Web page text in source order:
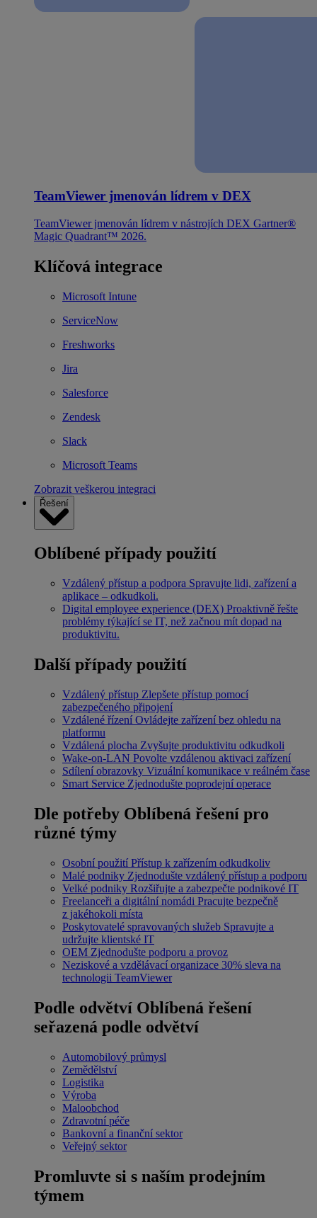
TeamViewer jmenován lídrem v DEX
TeamViewer jmenován lídrem v nástrojích DEX Gartner®
Magic Quadrant™ 2026.
Klíčová integrace
Microsoft Intune
ServiceNow
Freshworks
Jira
Salesforce
Zendesk
Slack
Microsoft Teams
Zobrazit veškerou integraci
Řešení
Oblíbené případy použití
Vzdálený přístup a podpora Spravujte lidi, zařízení a
aplikace – odkudkoli.
Digital employee experience (DEX) Proaktivně řešte
problémy týkající se IT, než začnou mít dopad na
produktivitu.
Další případy použití
Vzdálený přístup Zlepšete přístup pomocí
zabezpečeného připojení
Vzdálené řízení Ovládejte zařízení bez ohledu na
platformu
Vzdálená plocha Zvyšujte produktivitu odkudkoli
Wake-on-LAN Povolte vzdálenou aktivaci zařízení
Sdílení obrazovky Vizuální komunikace v reálném čase
Smart Service Zjednodušte poprodejní operace
Dle potřeby Oblíbená řešení pro
různé týmy
Osobní použití Přístup k zařízením odkudkoliv
Malé podniky Zjednodušte vzdálený přístup a podporu
Velké podniky Rozšiřujte a zabezpečte podnikové IT
Freelanceři a digitální nomádi Pracujte bezpečně
z jakéhokoli místa
Poskytovatelé spravovaných služeb Spravujte a
udržujte klientské IT
OEM Zjednodušte podporu a provoz
Neziskové a vzdělávací organizace 30% sleva na
technologii TeamViewer
Podle odvětví Oblíbená řešení
seřazená podle odvětví
Automobilový průmysl
Zemědělství
Logistika
Výroba
Maloobchod
Zdravotní péče
Bankovní a finanční sektor
Veřejný sektor
Promluvte si s naším prodejním
týmem